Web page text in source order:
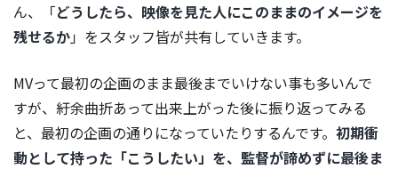
ん、「どうしたら、映像を見た人にこのままのイメージを
残せるか」をスタッフ皆が共有していきます。
MVって最初の企画のまま最後までいけない事も多いんで
すが、紆余曲折あって出来上がった後に振り返ってみる
と、最初の企画の通りになっていたりするんです。 初期衝
動として持った「こうしたい」を、監督が諦めずに最後ま